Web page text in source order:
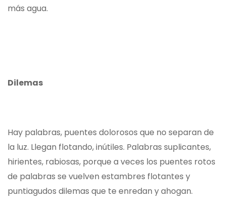
más agua.
Dilemas
Hay palabras, puentes dolorosos que no separan de
la luz. Llegan flotando, inútiles. Palabras suplicantes,
hirientes, rabiosas, porque a veces los puentes rotos
de palabras se vuelven estambres flotantes y
puntiagudos dilemas que te enredan y ahogan.